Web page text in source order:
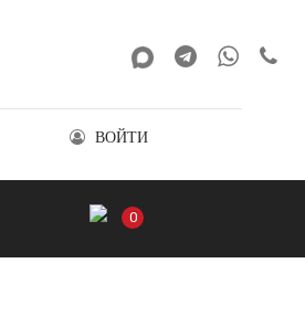
ВОЙТИ
0